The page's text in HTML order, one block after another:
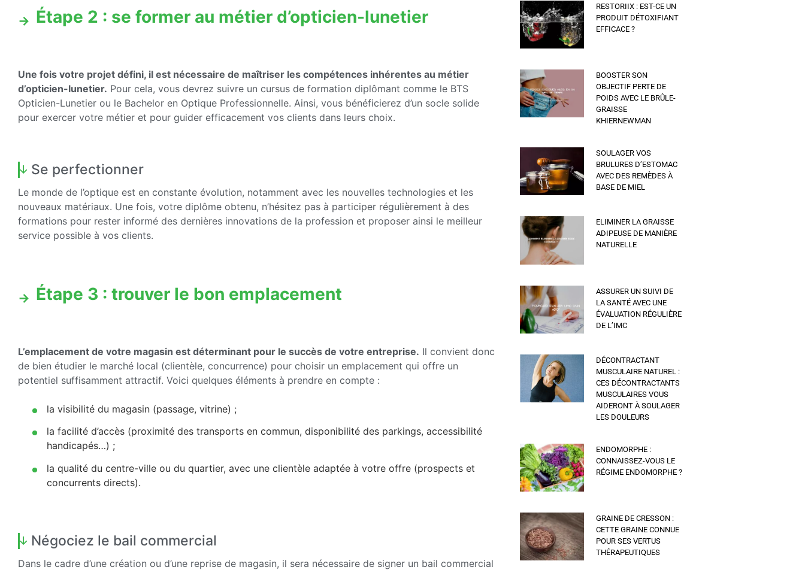
Étape 2 : se former au métier d’opticien-lunetier
Une fois votre projet défini, il est nécessaire de maîtriser les compétences inhérentes au métier
d’opticien-lunetier. Pour cela, vous devrez suivre un cursus de formation diplômant comme le BTS
Opticien-Lunetier ou le Bachelor en Optique Professionnelle. Ainsi, vous bénéficierez d’un socle solide
pour exercer votre métier et pour guider efficacement vos clients dans leurs choix.
Se perfectionner
Le monde de l’optique est en constante évolution, notamment avec les nouvelles technologies et les
nouveaux matériaux. Une fois, votre diplôme obtenu, n’hésitez pas à participer régulièrement à des
formations pour rester informé des dernières innovations de la profession et proposer ainsi le meilleur
service possible à vos clients.
Étape 3 : trouver le bon emplacement
L’emplacement de votre magasin est déterminant pour le succès de votre entreprise. Il convient donc
de bien étudier le marché local (clientèle, concurrence) pour choisir un emplacement qui offre un
potentiel suffisamment attractif. Voici quelques éléments à prendre en compte :
la visibilité du magasin (passage, vitrine) ;
la facilité d’accès (proximité des transports en commun, disponibilité des parkings, accessibilité
handicapés…) ;
la qualité du centre-ville ou du quartier, avec une clientèle adaptée à votre offre (prospects et
concurrents directs).
Négociez le bail commercial
Dans le cadre d’une création ou d’une reprise de magasin, il sera nécessaire de signer un bail commercial
RESTORIIX : EST-CE UN
PRODUIT DÉTOXIFIANT
EFFICACE ?
BOOSTER SON
OBJECTIF PERTE DE
POIDS AVEC LE BRÛLE-
GRAISSE
KHIERNEWMAN
SOULAGER VOS
BRULURES D’ESTOMAC
AVEC DES REMÈDES À
BASE DE MIEL
ELIMINER LA GRAISSE
ADIPEUSE DE MANIÈRE
NATURELLE
ASSURER UN SUIVI DE
LA SANTÉ AVEC UNE
ÉVALUATION RÉGULIÈRE
DE L’IMC
DÉCONTRACTANT
MUSCULAIRE NATUREL :
CES DÉCONTRACTANTS
MUSCULAIRES VOUS
AIDERONT À SOULAGER
LES DOULEURS
ENDOMORPHE :
CONNAISSEZ-VOUS LE
RÉGIME ENDOMORPHE ?
GRAINE DE CRESSON :
CETTE GRAINE CONNUE
POUR SES VERTUS
THÉRAPEUTIQUES